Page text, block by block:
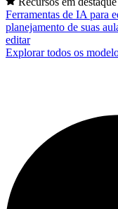
Ferramentas de IA para
planejamento de suas
editar
Explorar todos os